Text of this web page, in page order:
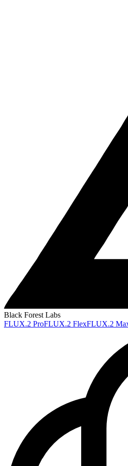
Black Forest Labs
FLUX.2 ProFLUX.2 FlexFLUX.2